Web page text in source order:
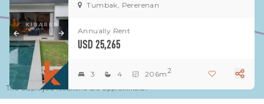
The displayed locations are approximate.
Tumbak, Pererenan
Annually Rent
USD 25,265
3 4 206m2